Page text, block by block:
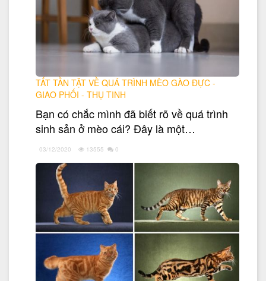
TẤT TẦN TẬT VỀ QUÁ TRÌNH MÈO GÀO ĐỰC -
GIAO PHỐI - THỤ TINH
Bạn có chắc mình đã biết rõ về quá trình
sinh sản ở mèo cái? Đây là một…
03/12/2020 13555 0